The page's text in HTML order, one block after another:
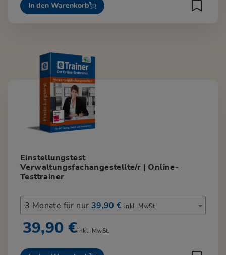
In den Warenkorb
Einstellungstest
Verwaltungsfachangestellte/r | Online-
Testtrainer
3 Monate für nur 39,90 € inkl. MwSt.
39,90 €inkl. MwSt.